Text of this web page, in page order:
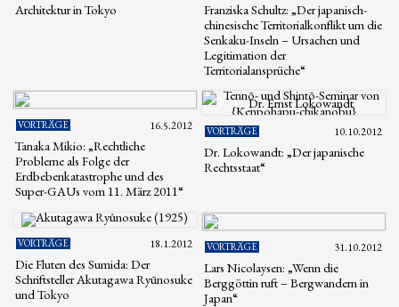
Architektur in Tokyo
Franziska Schultz: „Der japanisch-
chinesische Territorialkonflikt um die
Senkaku-Inseln – Ursachen und
Legitimation der
Territorialansprüche“
VORTRÄGE 16.5.2012
Tanaka Mikio: „Rechtliche
Probleme als Folge der
Erdbebenkatastrophe und des
Super-GAUs vom 11. März 2011“
VORTRÄGE 10.10.2012
Dr. Lokowandt: „Der japanische
Rechtsstaat“
VORTRÄGE 18.1.2012
Die Fluten des Sumida: Der
Schriftsteller Akutagawa Ryūnosuke
und Tokyo
VORTRÄGE 31.10.2012
Lars Nicolaysen: „Wenn die
Berggöttin ruft – Bergwandern in
Japan“